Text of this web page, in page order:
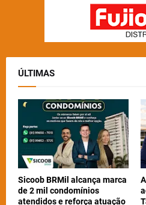
ÚLTIMAS
Sicoob BRMil alcança marca
de 2 mil condomínios
atendidos e reforça atuação